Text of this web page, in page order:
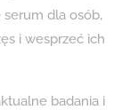
serum dla osób,
i wesprzeć ich
badania i